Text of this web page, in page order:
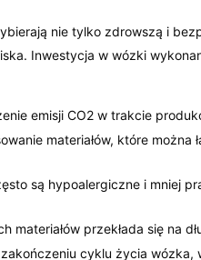
nie tylko zdrowszą i
Inwestycja w wózki
emisji CO2 w trakcie
materiałów, które można
są hypoalergiczne i mniej
materiałów przekłada się na
cyklu życia wózka,